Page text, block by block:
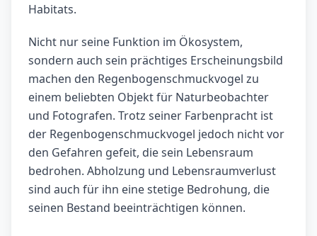
Habitats.
Nicht nur seine Funktion im Ökosystem,
sondern auch sein prächtiges Erscheinungsbild
machen den Regenbogenschmuckvogel zu
einem beliebten Objekt für Naturbeobachter
und Fotografen. Trotz seiner Farbenpracht ist
der Regenbogenschmuckvogel jedoch nicht vor
den Gefahren gefeit, die sein Lebensraum
bedrohen. Abholzung und Lebensraumverlust
sind auch für ihn eine stetige Bedrohung, die
seinen Bestand beeinträchtigen können.